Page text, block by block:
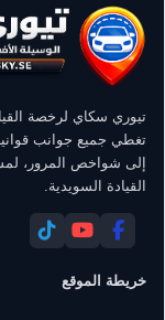
تيوري سكاي لرخصة
تغطي جميع جوانب
إلى شواخص المرور،
القيادة السويدية.
خريطة الموقع